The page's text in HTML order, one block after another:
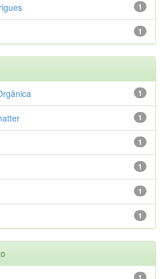
1
1
1
1
1
1
1
1